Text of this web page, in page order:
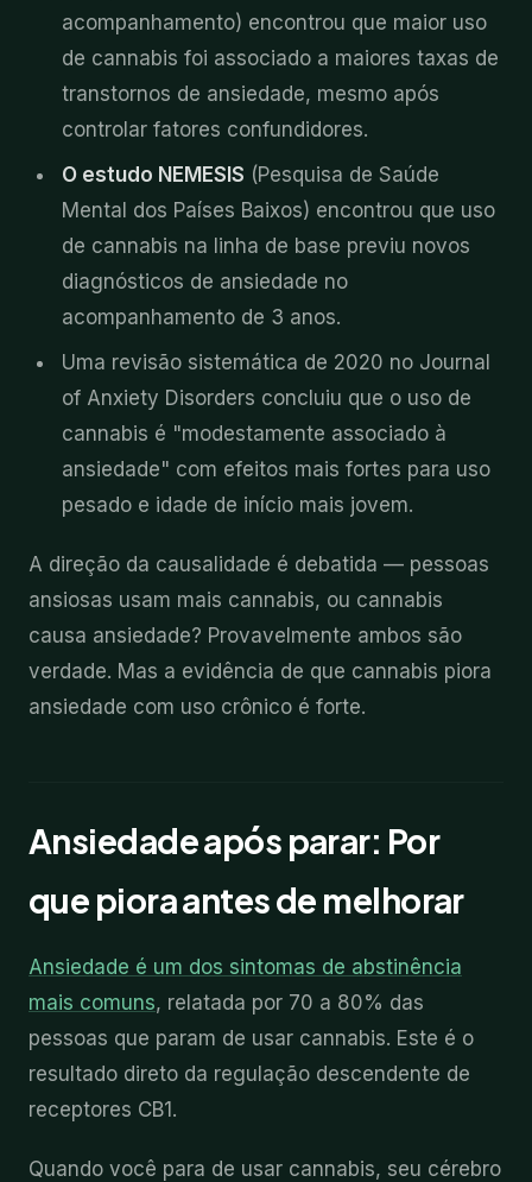
acompanhamento) encontrou que maior uso
de cannabis foi associado a maiores taxas de
transtornos de ansiedade, mesmo após
controlar fatores confundidores.
O estudo NEMESIS (Pesquisa de Saúde
Mental dos Países Baixos) encontrou que uso
de cannabis na linha de base previu novos
diagnósticos de ansiedade no
acompanhamento de 3 anos.
Uma revisão sistemática de 2020 no Journal
of Anxiety Disorders concluiu que o uso de
cannabis é "modestamente associado à
ansiedade" com efeitos mais fortes para uso
pesado e idade de início mais jovem.
A direção da causalidade é debatida — pessoas
ansiosas usam mais cannabis, ou cannabis
causa ansiedade? Provavelmente ambos são
verdade. Mas a evidência de que cannabis piora
ansiedade com uso crônico é forte.
Ansiedade após parar: Por
que piora antes de melhorar
Ansiedade é um dos sintomas de abstinência
mais comuns, relatada por 70 a 80% das
pessoas que param de usar cannabis. Este é o
resultado direto da regulação descendente de
receptores CB1.
Quando você para de usar cannabis, seu cérebro